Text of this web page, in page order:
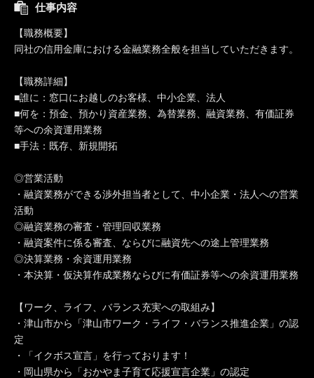
仕事内容
【職務概要】
同社の信用金庫における金融業務全般を担当していただきます。
【職務詳細】
■誰に：窓口にお越しのお客様、中小企業、法人
■何を：預金、預かり資産業務、為替業務、融資業務、有価証券
等への余資運用業務
■手法：既存、新規開拓
◎営業活動
・融資業務ができる渉外担当者として、中小企業・法人への営業
活動
◎融資業務の審査・管理回収業務
・融資案件に係る審査、ならびに融資先への途上管理業務
◎決算業務・余資運用業務
・本決算・仮決算作成業務ならびに有価証券等への余資運用業務
【ワーク、ライフ、バランス充実への取組み】
・津山市から「津山市ワーク・ライフ・バランス推進企業」の認
定
・「イクボス宣言」を行っております！
・岡山県から「おかやま子育て応援宣言企業」の認定